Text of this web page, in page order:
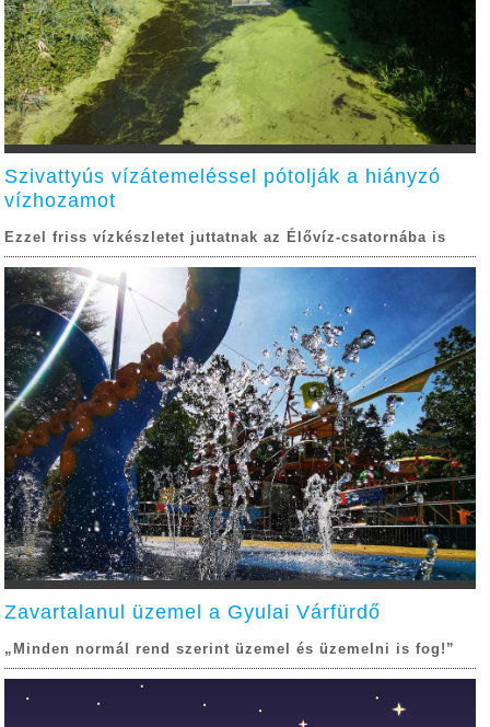
Szivattyús vízátemeléssel pótolják a hiányzó
vízhozamot
Ezzel friss vízkészletet juttatnak az Élővíz-csatornába is
Zavartalanul üzemel a Gyulai Várfürdő
„Minden normál rend szerint üzemel és üzemelni is fog!”